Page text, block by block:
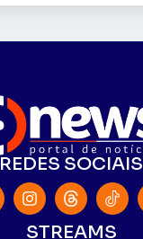
REDES SOCIAIS
STREAMS